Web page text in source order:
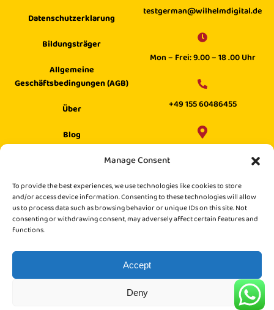
Manage Consent
To provide the best experiences, we use technologies like cookies to store
and/or access device information. Consenting to these technologies will allow
us to process data such as browsing behavior or unique IDs on this site. Not
consenting or withdrawing consent, may adversely affect certain features and
functions.
Accept
Deny
Datenschutzerklarung
Bildungsträger
Allgemeine
Geschäftsbedingungen (AGB)
Über
Blog
testgerman@wilhelmdigital.de
Mon – Frei: 9.00 – 18 .00 Uhr
+49 155 60486455
Germany